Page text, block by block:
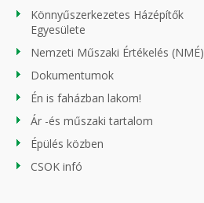
Könnyűszerkezetes Házépítők
Egyesülete
Nemzeti Műszaki Értékelés (NMÉ)
Dokumentumok
Én is faházban lakom!
Ár -és műszaki tartalom
Épülés közben
CSOK infó